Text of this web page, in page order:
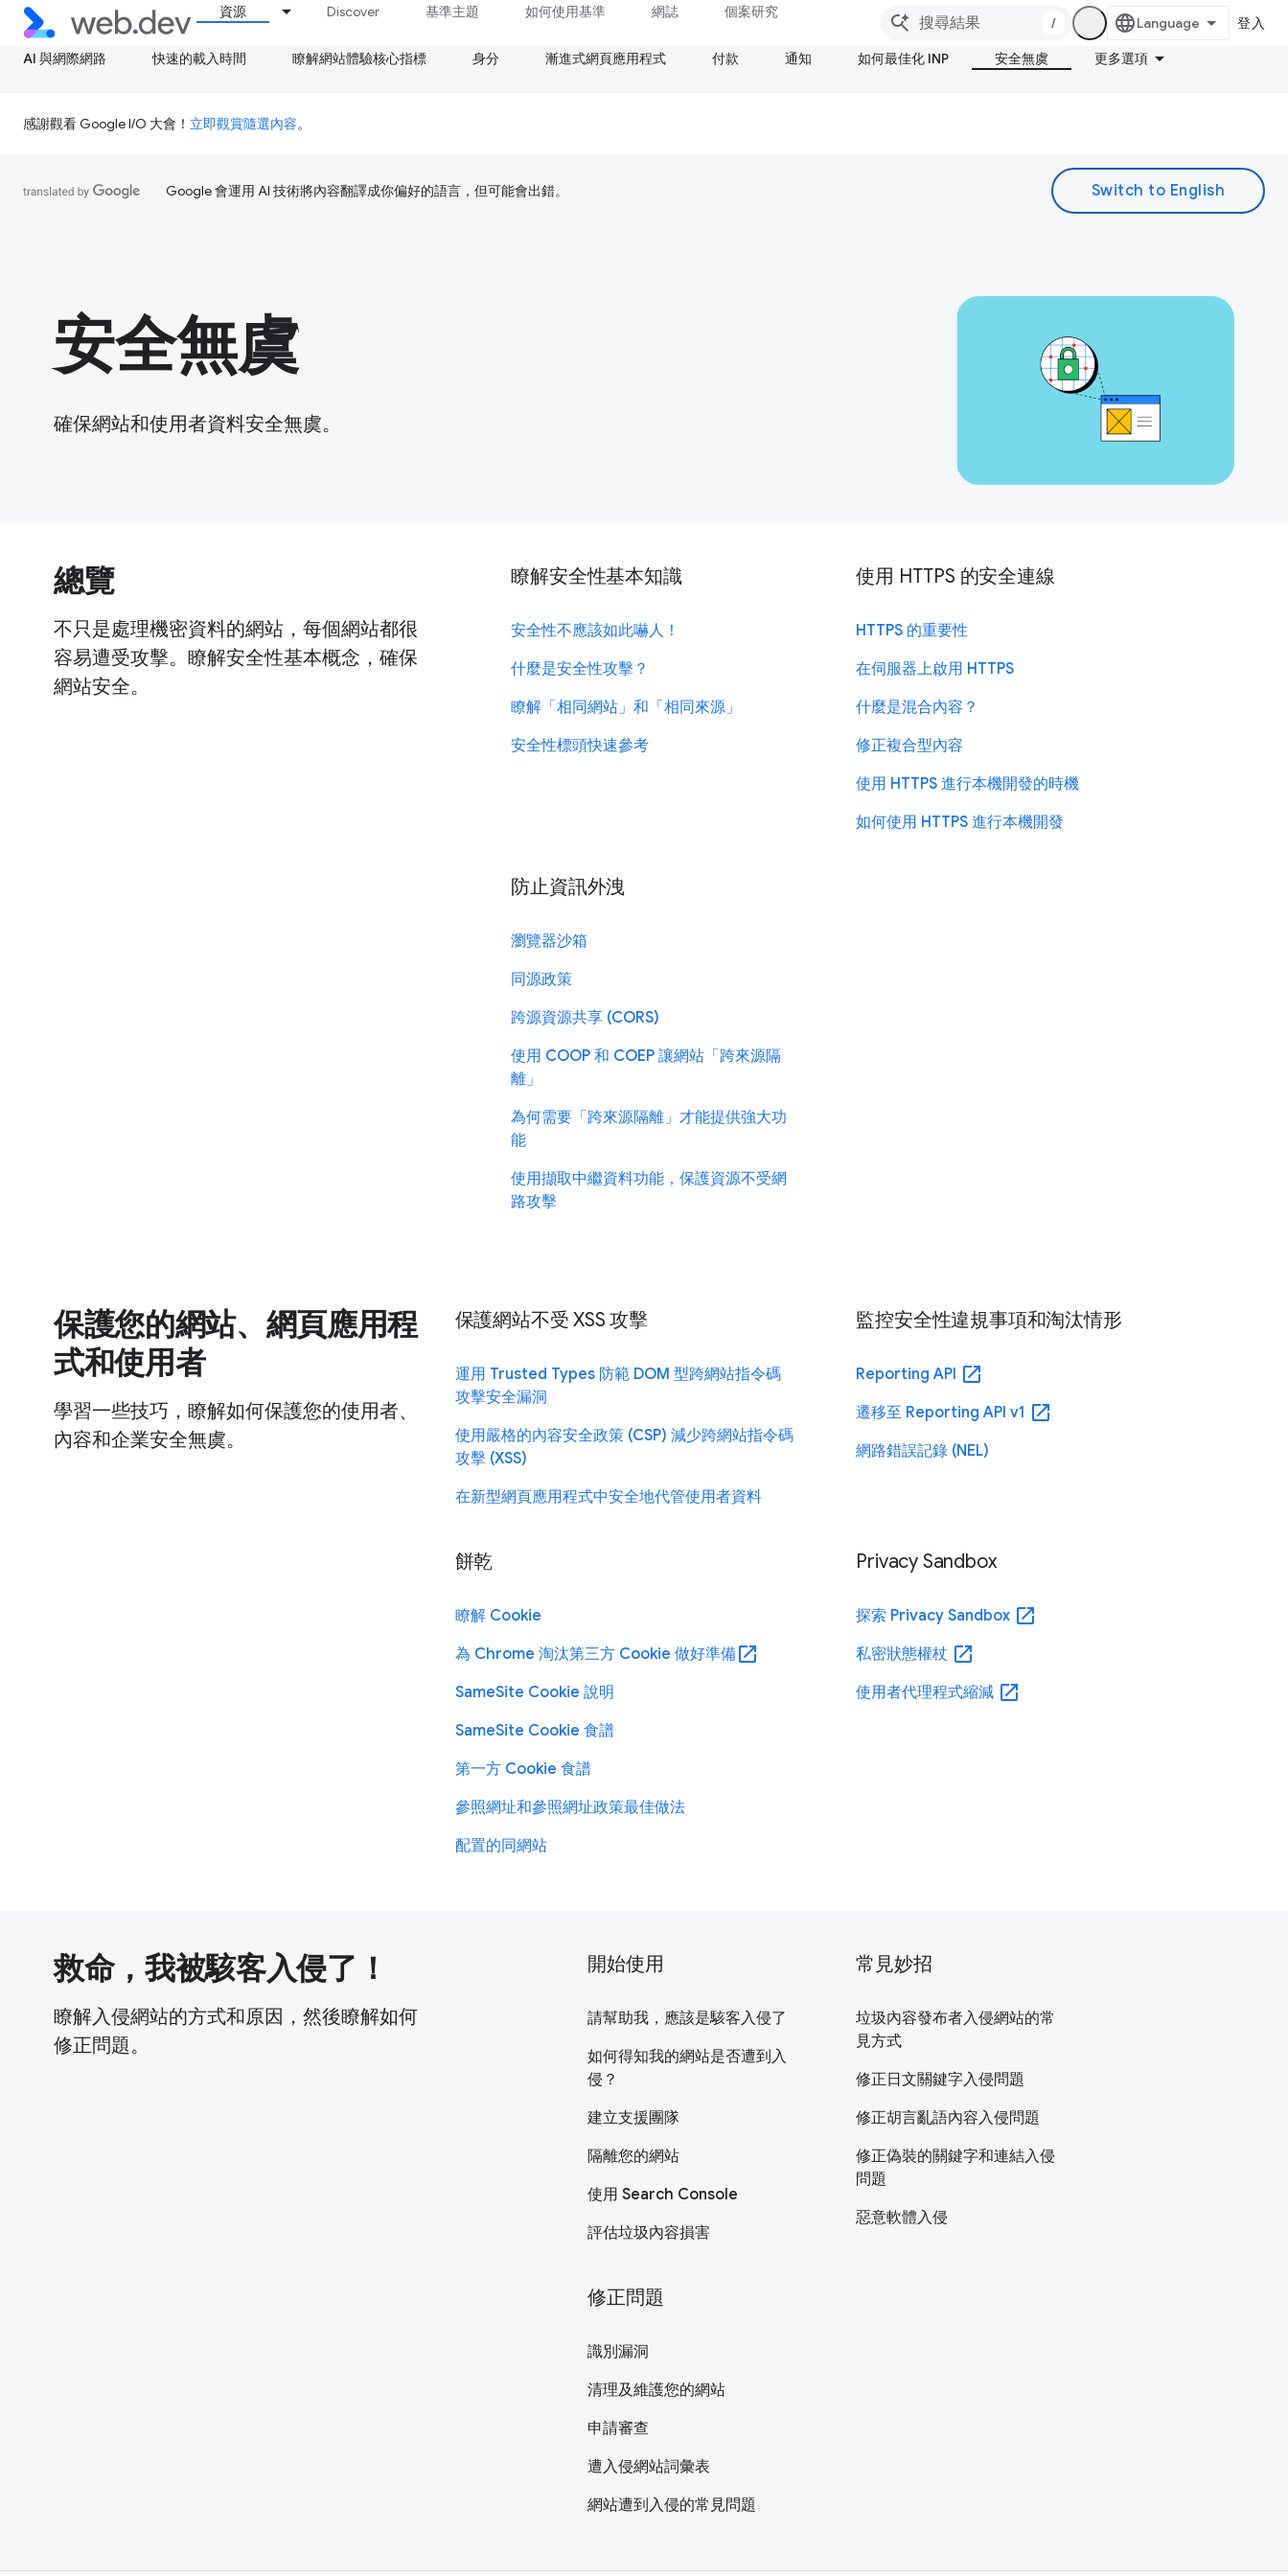
資源 Discover 基準主題 如何使用基準 網誌 個案研究
/ 登入
AI 與網際網路 快速的載入時間 瞭解網站體驗核心指標 身分 漸進式網頁應用程式 付款 通知 如何最佳化 INP 安全無虞 更多選項
感謝觀看 Google I/O 大會！ 立即觀賞隨選內容。
Google 會運用 AI 技術將內容翻譯成你偏好的語言，但可能會出錯。
安全無虞
確保網站和使用者資料安全無虞。
總覽
不只是處理機密資料的網站，每個網站都很
容易遭受攻擊。瞭解安全性基本概念，確保
網站安全。
瞭解安全性基本知識
安全性不應該如此嚇人！
什麼是安全性攻擊？
瞭解「相同網站」和「相同來源」
安全性標頭快速參考
使用 HTTPS 的安全連線
HTTPS 的重要性
在伺服器上啟用 HTTPS
什麼是混合內容？
修正複合型內容
使用 HTTPS 進行本機開發的時機
如何使用 HTTPS 進行本機開發
防止資訊外洩
瀏覽器沙箱
同源政策
跨源資源共享 (CORS)
使用 COOP 和 COEP 讓網站「跨來源隔
離」
為何需要「跨來源隔離」才能提供強大功
能
使用擷取中繼資料功能，保護資源不受網
路攻擊
保護您的網站、網頁應用程
式和使用者
學習一些技巧，瞭解如何保護您的使用者、
內容和企業安全無虞。
保護網站不受 XSS 攻擊
運用 Trusted Types 防範 DOM 型跨網站指令碼
攻擊安全漏洞
使用嚴格的內容安全政策 (CSP) 減少跨網站指令碼
攻擊 (XSS)
在新型網頁應用程式中安全地代管使用者資料
監控安全性違規事項和淘汰情形
Reporting API open_in_new
遷移至 Reporting API v1 open_in_new
網路錯誤記錄 (NEL)
餅乾
瞭解 Cookie
為 Chrome 淘汰第三方 Cookie 做好準備open_in_new
SameSite Cookie 說明
SameSite Cookie 食譜
第一方 Cookie 食譜
參照網址和參照網址政策最佳做法
配置的同網站
Privacy Sandbox
探索 Privacy Sandbox open_in_new
私密狀態權杖 open_in_new
使用者代理程式縮減 open_in_new
救命，我被駭客入侵了！
瞭解入侵網站的方式和原因，然後瞭解如何
修正問題。
開始使用
請幫助我，應該是駭客入侵了
如何得知我的網站是否遭到入
侵？
建立支援團隊
隔離您的網站
使用 Search Console
評估垃圾內容損害
常見妙招
垃圾內容發布者入侵網站的常
見方式
修正日文關鍵字入侵問題
修正胡言亂語內容入侵問題
修正偽裝的關鍵字和連結入侵
問題
惡意軟體入侵
修正問題
識別漏洞
清理及維護您的網站
申請審查
遭入侵網站詞彙表
網站遭到入侵的常見問題